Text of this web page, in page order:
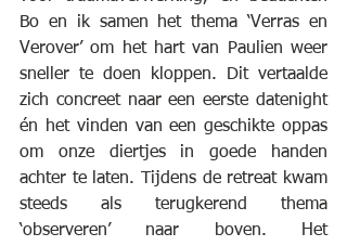
Bo en ik samen het thema ‘Verras en
Verover’ om het hart van Paulien weer
sneller te doen kloppen. Dit vertaalde
zich concreet naar een eerste datenight
én het vinden van een geschikte oppas
om onze diertjes in goede handen
achter te laten. Tijdens de retreat kwam
steeds als terugkerend thema
‘observeren’ naar boven. Het